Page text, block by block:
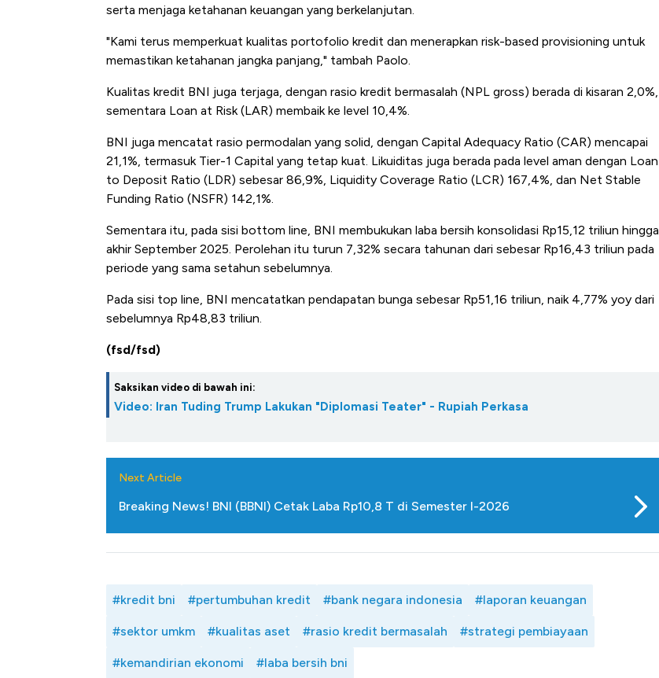
serta menjaga ketahanan keuangan yang berkelanjutan.
"Kami terus memperkuat kualitas portofolio kredit dan menerapkan risk-based provisioning untuk
memastikan ketahanan jangka panjang," tambah Paolo.
Kualitas kredit BNI juga terjaga, dengan rasio kredit bermasalah (NPL gross) berada di kisaran 2,0%,
sementara Loan at Risk (LAR) membaik ke level 10,4%.
BNI juga mencatat rasio permodalan yang solid, dengan Capital Adequacy Ratio (CAR) mencapai
21,1%, termasuk Tier-1 Capital yang tetap kuat. Likuiditas juga berada pada level aman dengan Loan
to Deposit Ratio (LDR) sebesar 86,9%, Liquidity Coverage Ratio (LCR) 167,4%, dan Net Stable
Funding Ratio (NSFR) 142,1%.
Sementara itu, pada sisi bottom line, BNI membukukan laba bersih konsolidasi Rp15,12 triliun hingga
akhir September 2025. Perolehan itu turun 7,32% secara tahunan dari sebesar Rp16,43 triliun pada
periode yang sama setahun sebelumnya.
Pada sisi top line, BNI mencatatkan pendapatan bunga sebesar Rp51,16 triliun, naik 4,77% yoy dari
sebelumnya Rp48,83 triliun.
(fsd/fsd)
Saksikan video di bawah ini:
Video: Iran Tuding Trump Lakukan "Diplomasi Teater" - Rupiah Perkasa
Next Article
Breaking News! BNI (BBNI) Cetak Laba Rp10,8 T di Semester I-2026
#kredit bni #pertumbuhan kredit #bank negara indonesia #laporan keuangan
#sektor umkm #kualitas aset #rasio kredit bermasalah #strategi pembiayaan
#kemandirian ekonomi #laba bersih bni